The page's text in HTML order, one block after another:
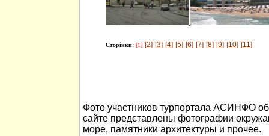
Сторінки: [1] [2] [3] [4] [5] [6] [7] [8] [9] [10] [11]
Фото участников турпортала АСИНФО
сайте представлены фотографии
море, памятники архитектуры и прочее.